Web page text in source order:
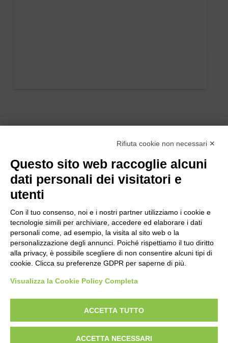
Strada Statale 231 Alba-Bra
Fax: 0172-487399
Rifiuta cookie non necessari ✕
Questo sito web raccoglie alcuni
dati personali dei visitatori e
utenti
Con il tuo consenso, noi e i nostri partner utilizziamo i cookie e
tecnologie simili per archiviare, accedere ed elaborare i dati
personali come, ad esempio, la visita al sito web o la
personalizzazione degli annunci. Poiché rispettiamo il tuo diritto
alla privacy, è possibile scegliere di non consentire alcuni tipi di
cookie. Clicca su preferenze GDPR per saperne di più.
Visualizza la Cookie Policy Completa
ACCETTA TUTTO
ACCETTA NECESSARI